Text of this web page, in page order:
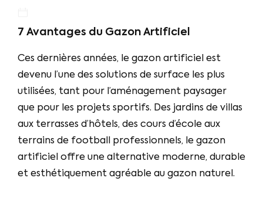
7 Avantages du Gazon Artificiel
Ces dernières années, le gazon artificiel est
devenu l’une des solutions de surface les plus
utilisées, tant pour l’aménagement paysager
que pour les projets sportifs. Des jardins de villas
aux terrasses d’hôtels, des cours d’école aux
terrains de football professionnels, le gazon
artificiel offre une alternative moderne, durable
et esthétiquement agréable au gazon naturel.